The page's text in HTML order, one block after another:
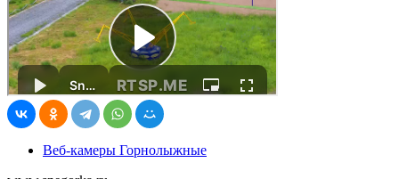
Веб-камеры Горнолыжные